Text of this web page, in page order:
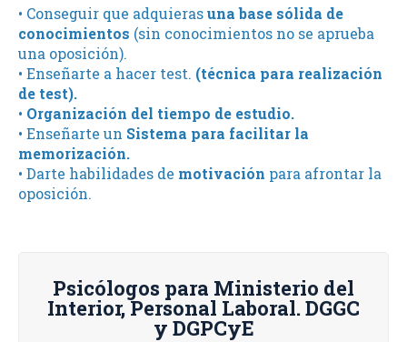
• Conseguir que adquierasuna base sólida de
conocimientos (sin conocimientos no se aprueba
una oposición).
• Enseñarte a hacer test. (técnica para realización
de test).
• Organización del tiempo de estudio.
• Enseñarte un Sistema para facilitar la
memorización.
• Darte habilidades de motivación para afrontar la
oposición.
Psicólogos para Ministerio del
Interior, Personal Laboral. DGGC
y DGPCyE